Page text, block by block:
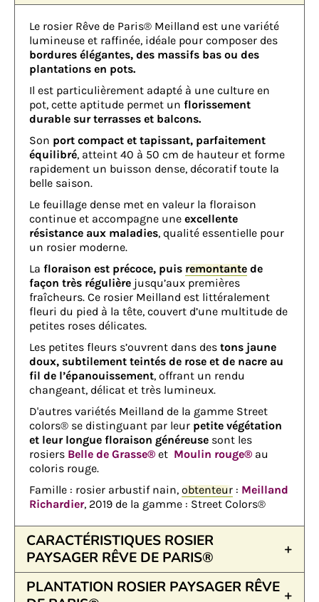
Le rosier Rêve de Paris® Meilland est une variété
lumineuse et raffinée, idéale pour composer des
bordures élégantes, des massifs bas ou des
plantations en pots.
Il est particulièrement adapté à une culture en
pot, cette aptitude permet un florissement
durable sur terrasses et balcons.
Son port compact et tapissant, parfaitement
équilibré, atteint 40 à 50 cm de hauteur et forme
rapidement un buisson dense, décoratif toute la
belle saison.
Le feuillage dense met en valeur la floraison
continue et accompagne une excellente
résistance aux maladies, qualité essentielle pour
un rosier moderne.
La floraison est précoce, puis remontante de
façon très régulière jusqu’aux premières
fraîcheurs. Ce rosier Meilland est littéralement
fleuri du pied à la tête, couvert d’une multitude de
petites roses délicates.
Les petites fleurs s’ouvrent dans des tons jaune
doux, subtilement teintés de rose et de nacre au
fil de l’épanouissement, offrant un rendu
changeant, délicat et très lumineux.
D'autres variétés Meilland de la gamme Street
colors® se distinguant par leur petite végétation
et leur longue floraison généreuse sont les
rosiers Belle de Grasse® et Moulin rouge® au
coloris rouge.
Famille : rosier arbustif nain, obtenteur : Meilland
Richardier, 2019 de la gamme : Street Colors®
CARACTÉRISTIQUES ROSIER
PAYSAGER RÊVE DE PARIS®
PLANTATION ROSIER PAYSAGER RÊVE